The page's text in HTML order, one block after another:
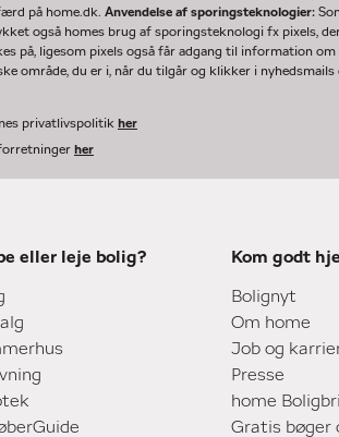
på home.dk. Anvendelse af sporingsteknologier:
også homes brug af sporingsteknologi fx pixels, der
på, ligesom pixels også får adgang til information om
område, du er i, når du tilgår og klikker i nyhedsmails
privatlivspolitik her
her
eller leje bolig? Kom godt
Bolignyt
Om home
Job og
Presse
home
Gratis bøger